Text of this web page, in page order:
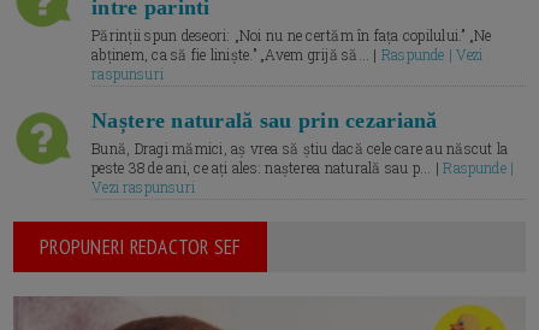
intre parinti
Părinții spun deseori: „Noi nu ne certăm în fața copilului.” „Ne
abținem, ca să fie liniște.” „Avem grijă să... | Raspunde | Vezi
raspunsuri
Naștere naturală sau prin cezariană
Bună, Dragi mămici, aș vrea să știu dacă cele care au născut la
peste 38 de ani, ce ați ales: nașterea naturală sau p... |Raspunde |
Vezi raspunsuri
PROPUNERI REDACTOR SEF